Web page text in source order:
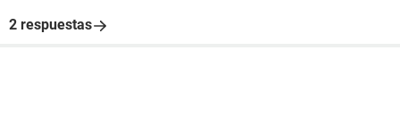
2 respuestas